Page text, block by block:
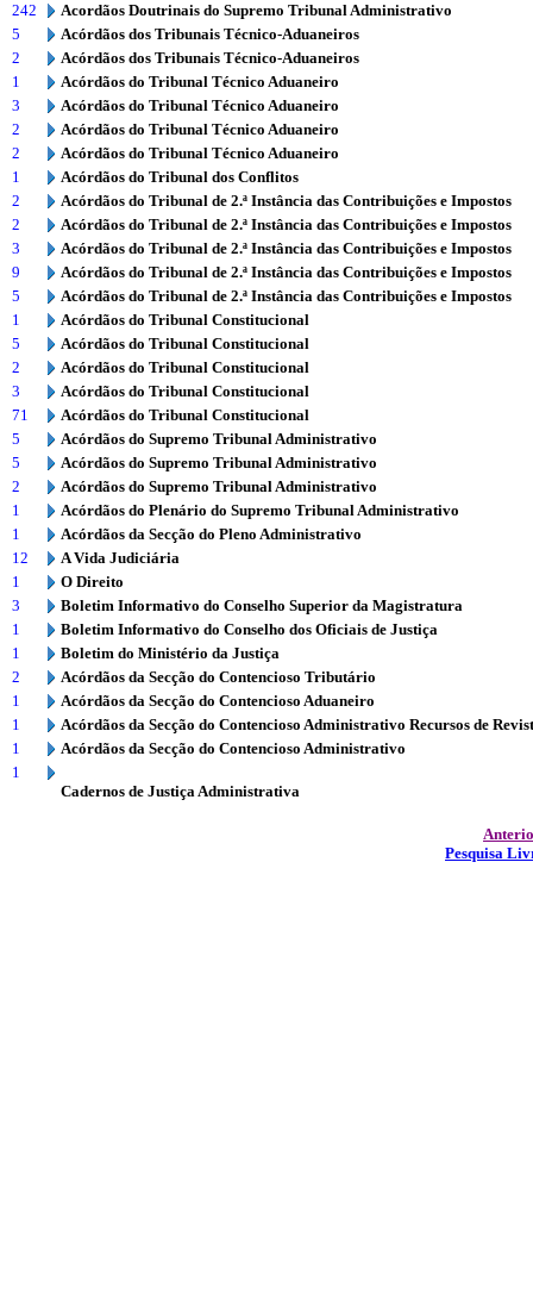
242
Acordãos Doutrinais do Supremo Tribunal Administrativo
5
Acórdãos dos Tribunais Técnico-Aduaneiros
2
Acórdãos dos Tribunais Técnico-Aduaneiros
1
Acórdãos do Tribunal Técnico Aduaneiro
3
Acórdãos do Tribunal Técnico Aduaneiro
2
Acórdãos do Tribunal Técnico Aduaneiro
2
Acórdãos do Tribunal Técnico Aduaneiro
1
Acórdãos do Tribunal dos Conflitos
2
Acórdãos do Tribunal de 2.ª Instância das Contribuições e Impostos
2
Acórdãos do Tribunal de 2.ª Instância das Contribuições e Impostos
3
Acórdãos do Tribunal de 2.ª Instância das Contribuições e Impostos
9
Acórdãos do Tribunal de 2.ª Instância das Contribuições e Impostos
5
Acórdãos do Tribunal de 2.ª Instância das Contribuições e Impostos
1
Acórdãos do Tribunal Constitucional
5
Acórdãos do Tribunal Constitucional
2
Acórdãos do Tribunal Constitucional
3
Acórdãos do Tribunal Constitucional
71
Acórdãos do Tribunal Constitucional
5
Acórdãos do Supremo Tribunal Administrativo
5
Acórdãos do Supremo Tribunal Administrativo
2
Acórdãos do Supremo Tribunal Administrativo
1
Acórdãos do Plenário do Supremo Tribunal Administrativo
1
Acórdãos da Secção do Pleno Administrativo
12
A Vida Judiciária
1
O Direito
3
Boletim Informativo do Conselho Superior da Magistratura
1
Boletim Informativo do Conselho dos Oficiais de Justiça
1
Boletim do Ministério da Justiça
2
Acórdãos da Secção do Contencioso Tributário
1
Acórdãos da Secção do Contencioso Aduaneiro
1
Acórdãos da Secção do Contencioso Administrativo Recursos de
1
Acórdãos da Secção do Contencioso Administrativo
1
Cadernos de Justiça Administrativa
Pesquisa